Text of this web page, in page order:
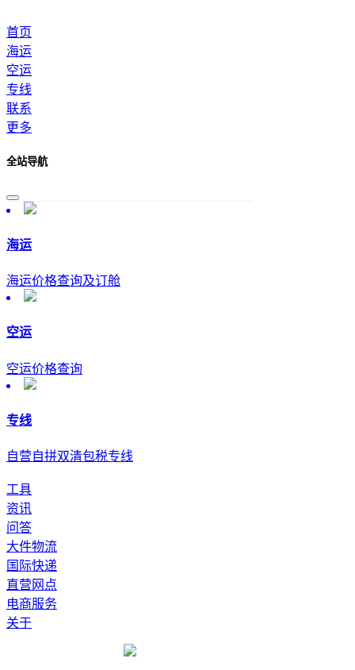
首页
海运
空运
专线
联系
更多
全站导航
海运
海运价格查询及订舱
空运
空运价格查询
专线
自营自拼双清包税专线
工具
资讯
问答
大件物流
国际快递
直营网点
电商服务
关于